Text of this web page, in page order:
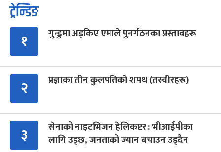
ट्रेन्डिङ
१ गुन्डुमा अड्किए एमाले पुनर्गठनका प्रस्तावहरू
२ प्रज्ञाका तीन कुलपतिको शपथ (तस्वीरहरू)
३
सेनाको नाइटभिजन हेलिकप्टर : भीआईपीका
लागि उड्छ, जनताको ज्यान बचाउन उड्दैन